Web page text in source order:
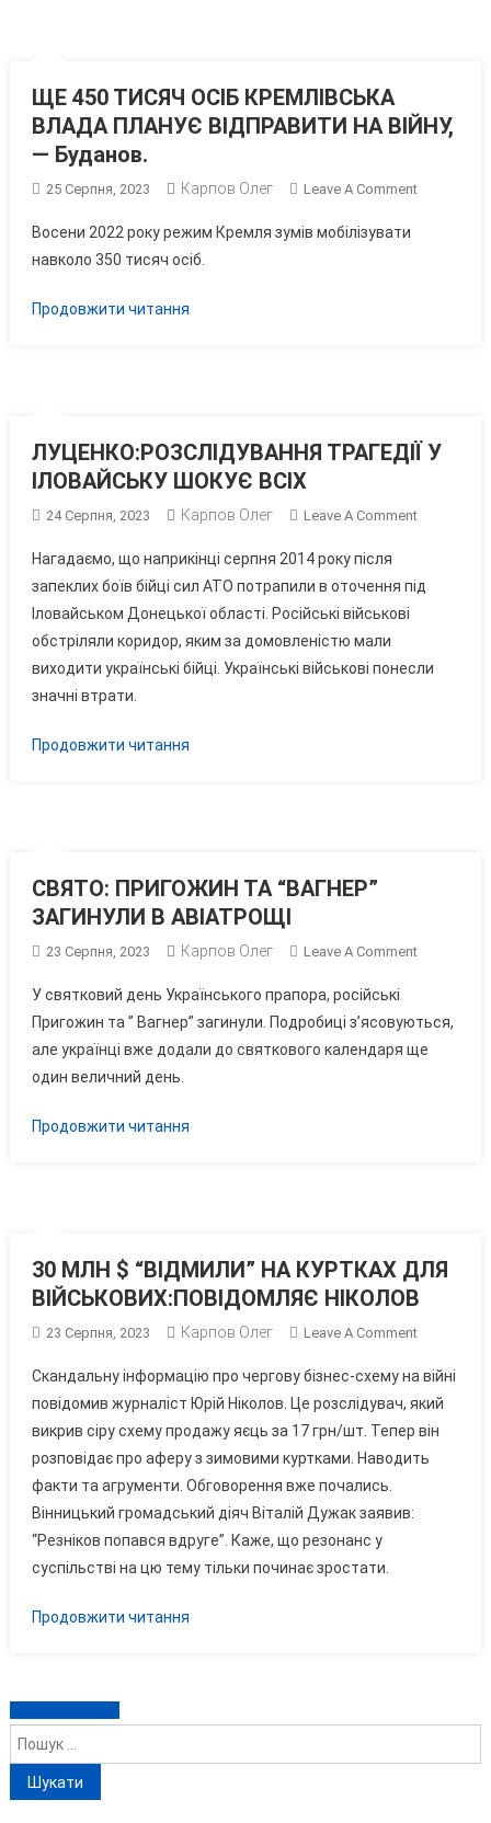
ЩЕ 450 ТИСЯЧ ОСІБ КРЕМЛІВСЬКА
ВЛАДА ПЛАНУЄ ВІДПРАВИТИ НА ВІЙНУ,
— Буданов.
25 Серпня, 2023 Карпов Олег Leave A CommentOn
ВІЙНУ,
— Буданов.
Восени 2022 року режим Кремля зумів мобілізувати
навколо 350 тисяч осіб.
Продовжити читання
ЛУЦЕНКО:РОЗСЛІДУВАННЯ ТРАГЕДІЇ У
ІЛОВАЙСЬКУ ШОКУЄ ВСІХ
24 Серпня, 2023 Карпов Олег Leave A CommentOn
У
ВСІХ
Нагадаємо, що наприкінці серпня 2014 року після
запеклих боїв бійці сил АТО потрапили в оточення під
Іловайськом Донецької області. Російські військові
обстріляли коридор, яким за домовленістю мали
виходити українські бійці. Українські військові понесли
значні втрати.
Продовжити читання
СВЯТО: ПРИГОЖИН ТА “ВАГНЕР”
ЗАГИНУЛИ В АВІАТРОЩІ
23 Серпня, 2023 Карпов Олег Leave A CommentOn
ТА
“ВАГНЕР”
У святковий день Українського прапора, російські
Пригожин та ” Вагнер” загинули. Подробиці з’ясовуються,
але українці вже додали до святкового календаря ще
один величний день.
Продовжити читання
30 МЛН $ “ВІДМИЛИ” НА КУРТКАХ ДЛЯ
ВІЙСЬКОВИХ:ПОВІДОМЛЯЄ НІКОЛОВ
23 Серпня, 2023 Карпов Олег Leave A CommentOn
МЛН
$
“ВІДМИЛИ”
НА
Скандальну інформацію про чергову бізнес-схему на війні
повідомив журналіст Юрій Ніколов. Це розслідувач, який
викрив сіру схему продажу яєць за 17 грн/шт. Тепер він
розповідає про аферу з зимовими куртками. Наводить
факти та агрументи. Обговорення вже почались.
Вінницький громадський діяч Віталій Дужак заявив:
“Резніков попався вдруге”. Каже, що резонанс у
суспільстві на цю тему тільки починає зростати.
Продовжити читання
Навігація
за
записами
Пошук: